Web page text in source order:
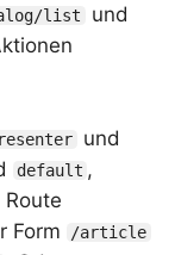
list
und
und
default ,
Form
/article